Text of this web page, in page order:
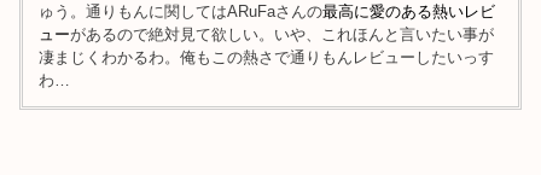
ゅう。通りもんに関してはARuFaさんの最高に愛のある熱いレビ
ューがあるので絶対見て欲しい。いや、これほんと言いたい事が
凄まじくわかるわ。俺もこの熱さで通りもんレビューしたいっす
わ…